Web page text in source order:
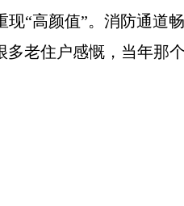
“高颜值”。消防通道
老住户感慨，当年那